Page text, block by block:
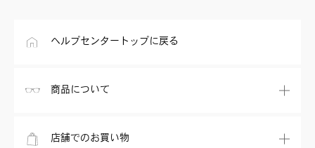
ヘルプセンタートップに戻る
商品について
店舗でのお買い物